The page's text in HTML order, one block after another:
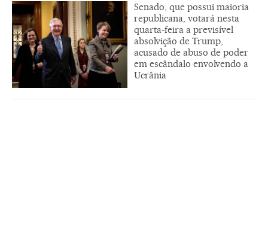
Senado, que possui maioria
republicana, votará nesta
quarta-feira a previsível
absolvição de Trump,
acusado de abuso de poder
em escândalo envolvendo a
Ucrânia